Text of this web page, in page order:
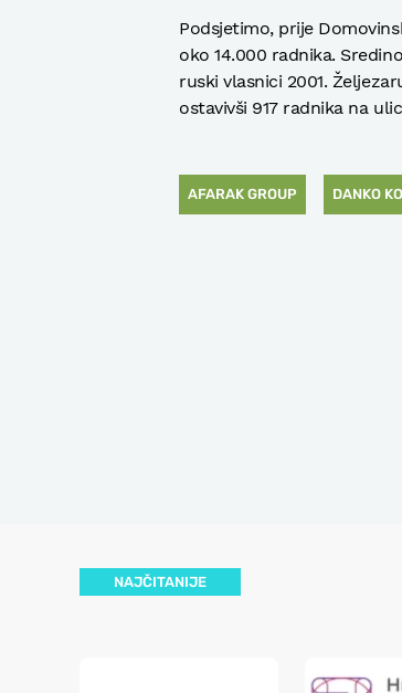
Podsjetimo, prije
oko 14.000 radnika.
ruski vlasnici 2001.
ostavivši 917 radnika na
AFARAK GROUP DANKO
NAJČITANIJE